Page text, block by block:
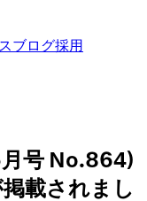
ブログ採用
号 No.864)
載されまし